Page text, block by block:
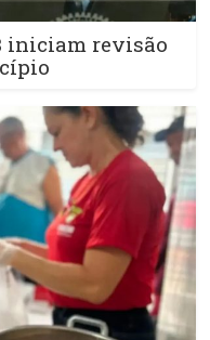
iniciam revisão